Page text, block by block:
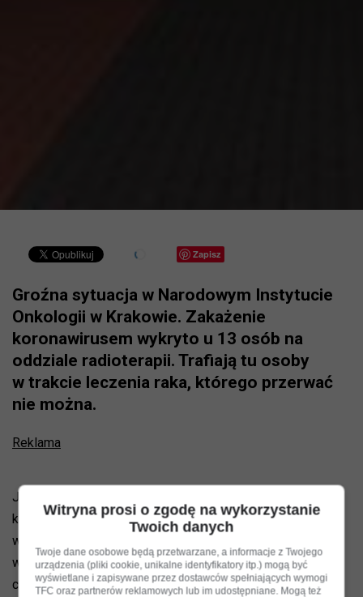
Zapisz
Groźna sytuacja w Narodowym Instytucie
Onkologii w Krakowie. Zakażenie
koronawirusem wykryto u 13 osób na
oddziale radioterapii. Trafiają tu osoby
w trakcie leczenia raka, którego przerwać
nie można.
Reklama
Jak informuje Gazeta Wyborcza w szpitalu obraduje sztab
kryzysowy, który ma zdecydować jak poradzić sobie z tą
wyjątkowo trudną sytuacją. Chorzy na raka znajdują się
w grupie najwyższego ryzyka ciężkiego przechodzenia
choroby wywołanej koronawirusem. Po drugie nie można
Witryna prosi o zgodę na wykorzystanie
Twoich danych
Twoje dane osobowe będą przetwarzane, a informacje z Twojego
urządzenia (pliki cookie, unikalne identyfikatory itp.) mogą być
wyświetlane i zapisywane przez dostawców spełniających wymogi
TFC oraz partnerów reklamowych lub im udostępniane. Mogą też